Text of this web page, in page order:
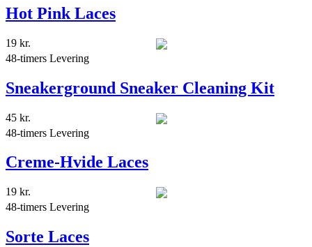
Hot Pink Laces
19 kr.
48-timers Levering
Sneakerground Sneaker Cleaning Kit
45 kr.
48-timers Levering
Creme-Hvide Laces
19 kr.
48-timers Levering
Sorte Laces